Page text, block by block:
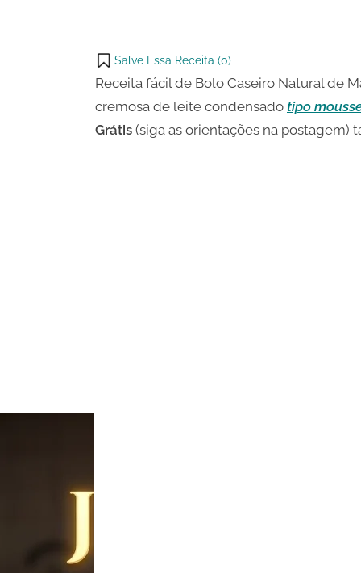
X
Salve Essa Receita (0)
Receita fácil de Bolo Caseiro Natural de
cremosa de leite condensado tipo
Grátis (siga as orientações na postagem)